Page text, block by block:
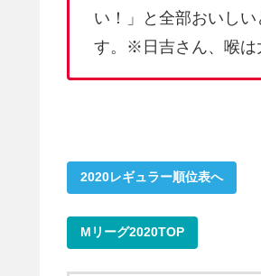
い！」と全部おいし
す。※日吉さん、喉は
2020レギュラー順位表へ
Mリーグ2020TOP